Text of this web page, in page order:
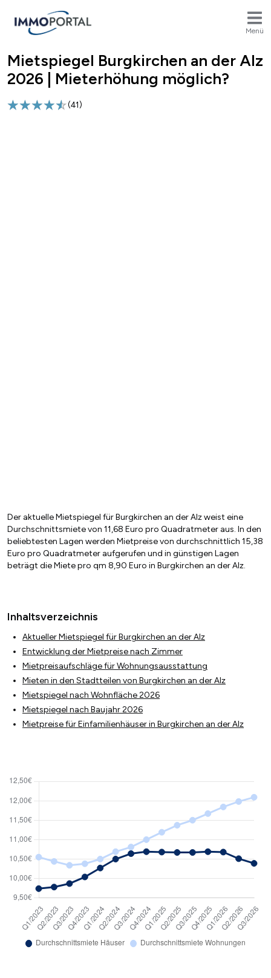
Menü
Breadcrumb
Mietspiegel Burgkirchen an der Alz
2026 | Mieterhöhung möglich?
(41)
Der aktuelle Mietspiegel für Burgkirchen an der Alz weist eine
Durchschnittsmiete von 11,68 Euro pro Quadratmeter aus. In den
beliebtesten Lagen werden Mietpreise von durchschnittlich 15,38
Euro pro Quadratmeter aufgerufen und in günstigen Lagen
beträgt die Miete pro qm 8,90 Euro in Burgkirchen an der Alz.
Inhaltsverzeichnis
Aktueller Mietspiegel für Burgkirchen an der Alz
Entwicklung der Mietpreise nach Zimmer
Mietpreisaufschläge für Wohnungsausstattung
Mieten in den Stadtteilen von Burgkirchen an der Alz
Mietspiegel nach Wohnfläche 2026
Mietspiegel nach Baujahr 2026
Mietpreise für Einfamilienhäuser in Burgkirchen an der Alz